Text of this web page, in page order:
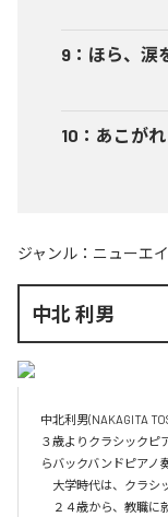
9 ： ほら、涙
10 ： あこがれ
ジャンル： ニューエ
中北 利男
中北利男(NAKAGITA
３歳よりクラシックピ
らバックバンドピアノ
大学時代は、クラシ
２４歳から、教職に